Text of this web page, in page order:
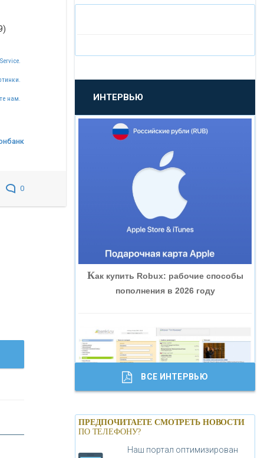
нам.
0
«ПРОМСВЯЗЬБАНК»
«НОВИКОМБАНК»
«СМП БАНК»
«ВНЕШПРОМБАНК»
«БАНК ГЛОБЭКС»
«ТРАСТ»
«ГАЗПРОМБАНК»
«МОСКОВСКИЙ КРЕДИТНЫЙ
БАНК»
ИНТЕРВЬЮ
Как купить Robux: рабочие способы
пополнения в 2026 году
Банки.ру обновил логотип впервые за
19 лет - «Лента новостей»
ВСЕ ИНТЕРВЬЮ
ПРЕДПОЧИТАЕТЕ СМОТРЕТЬ НОВОСТИ
ПО ТЕЛЕФОНУ?
Наш портал оптимизирован